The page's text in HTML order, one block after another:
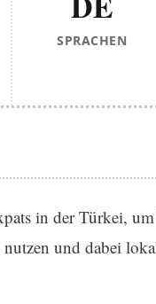
SPRACHEN
in der Türkei,
und dabei